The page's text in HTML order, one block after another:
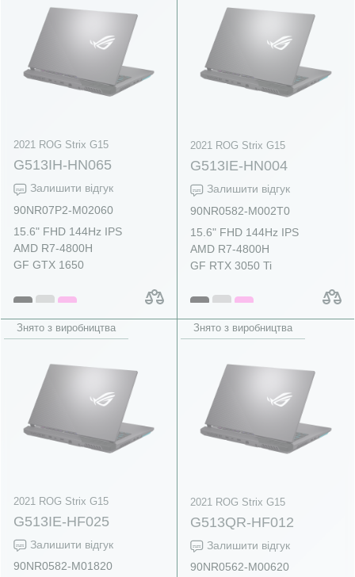
2021 ROG Strix G15
G513IH-HN065
Залишити відгук
90NR07P2-M02060
15.6" FHD 144Hz IPS
AMD R7-4800H
GF GTX 1650
2021 ROG Strix G15
G513IE-HN004
Залишити відгук
90NR0582-M002T0
15.6" FHD 144Hz IPS
AMD R7-4800H
GF RTX 3050 Ti
Знято з виробництва
2021 ROG Strix G15
G513IE-HF025
Залишити відгук
90NR0582-M01820
Знято з виробництва
2021 ROG Strix G15
G513QR-HF012
Залишити відгук
90NR0562-M00620